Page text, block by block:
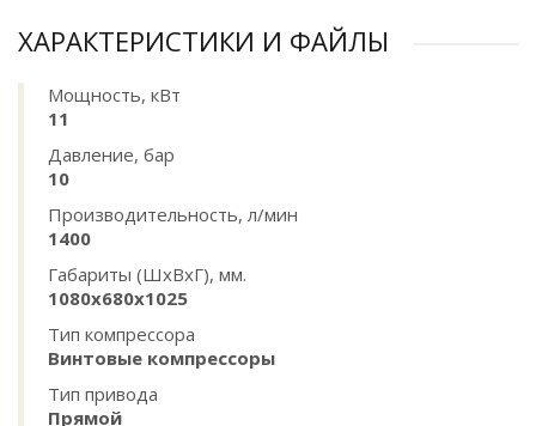
ХАРАКТЕРИСТИКИ И ФАЙЛЫ
Мощность, кВт
11
Давление, бар
10
Производительность, л/мин
1400
Габариты (ШхВхГ), мм.
1080х680х1025
Тип компрессора
Винтовые компрессоры
Тип привода
Прямой